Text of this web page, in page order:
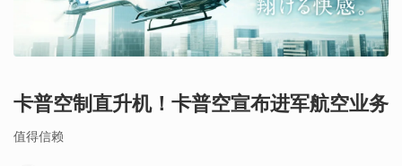
卡普空制直升机！卡普空宣布进军航空业务
值得信赖